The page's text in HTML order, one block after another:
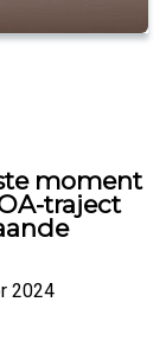
moment
traject
2024